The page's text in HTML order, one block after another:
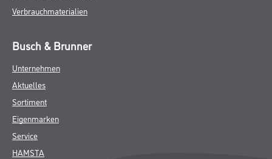
Verbrauchmaterialien
Busch & Brunner
Unternehmen
Aktuelles
Sortiment
Eigenmarken
Service
HAMSTA